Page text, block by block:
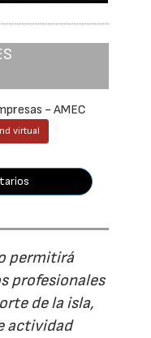
- AMEC
virtual
permitirá
profesionales
de la isla,
actividad